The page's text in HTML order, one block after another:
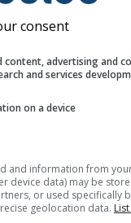
городах поступает из
азота является
образованию
вызывает
оболочки
снижать
consent
content, advertising and
and services
on a device
and information from
device data) may be
or used specifically
geolocation data.